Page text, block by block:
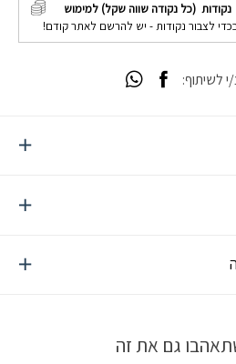
נקודות (כל נקודה שווה שקל) למימוש
לצבור נקודות - יש להרשם לאתר קודם!
לשיתוף:
גם את זה